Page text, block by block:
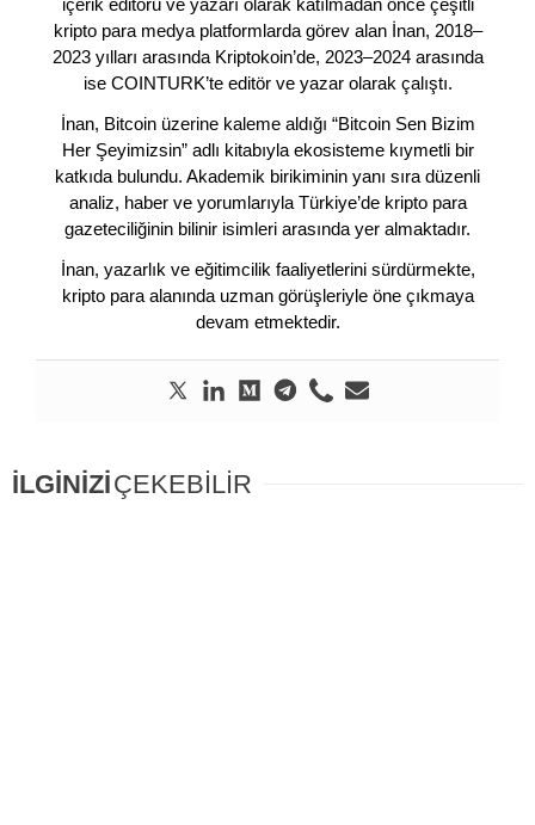
kripto para medya platformlarda görev alan İnan, 2018–
2023 yılları arasında Kriptokoin’de, 2023–2024 arasında
ise COINTURK’te editör ve yazar olarak çalıştı.
İnan, Bitcoin üzerine kaleme aldığı “Bitcoin Sen Bizim
Her Şeyimizsin” adlı kitabıyla ekosisteme kıymetli bir
katkıda bulundu. Akademik birikiminin yanı sıra düzenli
analiz, haber ve yorumlarıyla Türkiye’de kripto para
gazeteciliğinin bilinir isimleri arasında yer almaktadır.
İnan, yazarlık ve eğitimcilik faaliyetlerini sürdürmekte,
kripto para alanında uzman görüşleriyle öne çıkmaya
devam etmektedir.
İLGİNİZİÇEKEBİLİR